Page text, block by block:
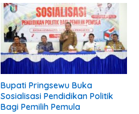
Bupati Pringsewu Buka
Sosialisasi Pendidikan Politik
Bagi Pemilih Pemula